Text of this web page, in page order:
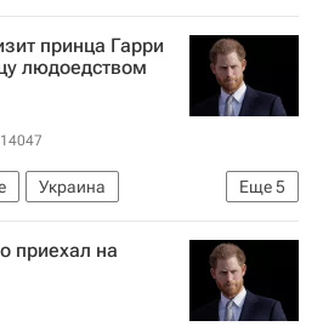
принца Гарри
людоедством
14047
Еще5
Украина
Карл III
Россия
приехал на